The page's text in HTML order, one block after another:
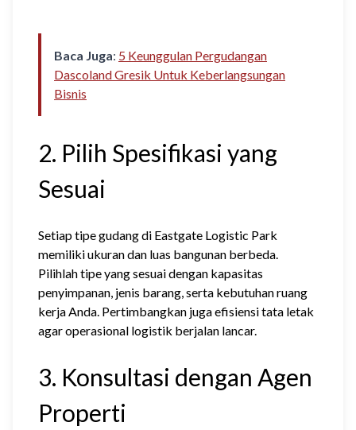
Baca Juga: 5 Keunggulan Pergudangan
Dascoland Gresik Untuk Keberlangsungan
Bisnis
2. Pilih Spesifikasi yang
Sesuai
Setiap tipe gudang di Eastgate Logistic Park
memiliki ukuran dan luas bangunan berbeda.
Pilihlah tipe yang sesuai dengan kapasitas
penyimpanan, jenis barang, serta kebutuhan ruang
kerja Anda. Pertimbangkan juga efisiensi tata letak
agar operasional logistik berjalan lancar.
3. Konsultasi dengan Agen
Properti